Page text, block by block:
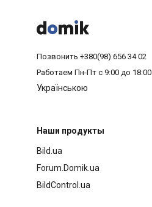



Позвонить +380(98) 656 34 02
Работаем Пн-Пт с 9:00 до 18:00
Українською
Наши продукты
Bild.ua
Forum.Domik.ua
BildControl.ua